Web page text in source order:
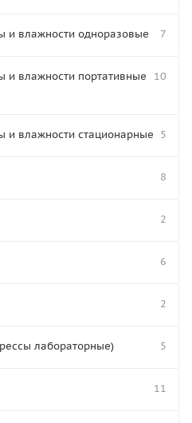
и влажности одноразовые 7
и влажности портативные
10
и влажности стационарные 5
8
2
6
2
лабораторные) 5
11